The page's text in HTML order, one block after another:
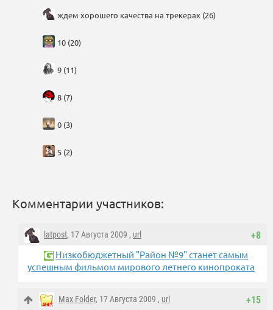
ждем хорошего качества на трекерах (26)
10 (20)
9 (11)
8 (7)
0 (3)
5 (2)
Комментарии участников:
+8
latpost, 17 Августа 2009 , url
Низкобюджетный "Район №9" станет самым
успешным фильмом мирового летнего кинопроката
+15
Max Folder, 17 Августа 2009 , url